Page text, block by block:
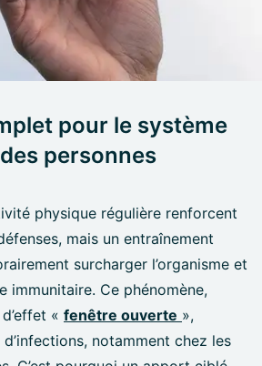
pour le système
personnes
physique régulière renforcent
mais un entraînement
surcharger l’organisme et
immunitaire. Ce phénomène,
« fenêtre ouverte »,
notamment chez les